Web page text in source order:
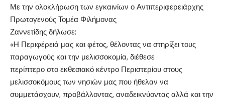
Με την ολοκλήρωση των εγκαινίων ο Αντιπεριφερειάρχης
Πρωτογενούς Τομέα Φιλήμονας
Ζαννετίδης δήλωσε:
«Η Περιφέρειά μας και φέτος, θέλοντας να στηρίξει τους
παραγωγούς και την μελισσοκομία, διέθεσε
περίπτερο στο εκθεσιακό κέντρο Περιστερίου στους
μελισσοκόμους των νησιών μας που ήθελαν να
συμμετάσχουν, προβάλλοντας, αναδεικνύοντας αλλά και την